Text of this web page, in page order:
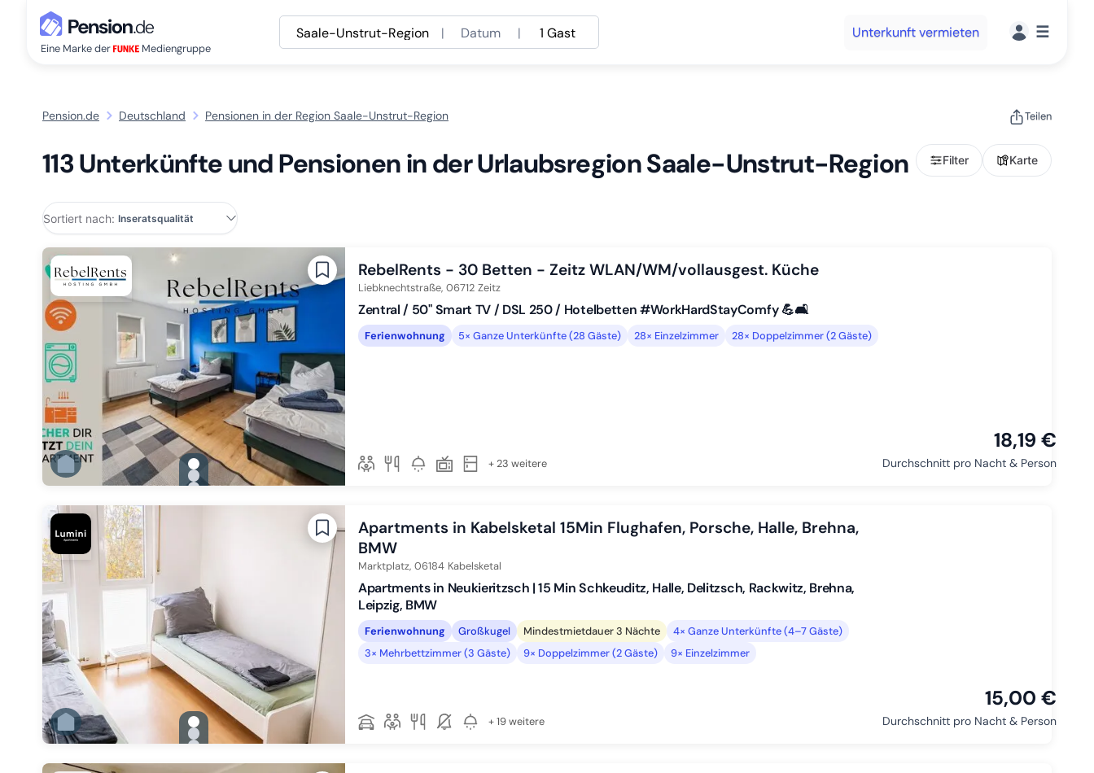
Eine Marke der Mediengruppe
Saale-Unstrut-Region | Datum | 1 Gast Unterkunft vermieten ☰
Pension.de Deutschland Pensionen in der Region Saale-Unstrut-Region Teilen
113 Unterkünfte und Pensionen in der Urlaubsregion Saale-Unstrut-Region Filter Karte
Sortiert nach:
gallery.slide_selector
Zu Slide 1 wechseln
Zu Slide 2 wechseln
RebelRents - 30 Betten - Zeitz WLAN/WM/vollausgest. Küche
Liebknechtstraße, 06712 Zeitz
Zentral / 50" Smart TV / DSL 250 / Hotelbetten #WorkHardStayComfy 💪🛋️
Ferienwohnung 5× Ganze Unterkünfte (28 Gäste) 28× Einzelzimmer 28× Doppelzimmer (2 Gäste)
+ 23 weitere
18,19 €
Durchschnitt pro Nacht & Person
gallery.slide_selector
Zu Slide 1 wechseln
Zu Slide 2 wechseln
Apartments in Kabelsketal 15Min Flughafen, Porsche, Halle, Brehna,
BMW
Marktplatz, 06184 Kabelsketal
Apartments in Neukieritzsch | 15 Min Schkeuditz, Halle, Delitzsch, Rackwitz, Brehna,
Leipzig, BMW
Ferienwohnung Großkugel Mindestmietdauer 3 Nächte
4× Ganze Unterkünfte (4–7 Gäste)
3× Mehrbettzimmer (3 Gäste)
9× Doppelzimmer (2 Gäste) 9× Einzelzimmer
+ 19 weitere
15,00 €
Durchschnitt pro Nacht & Person